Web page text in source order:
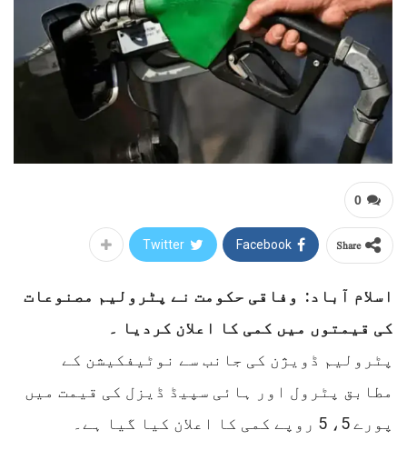
0
Share
Facebook
Twitter
اسلام آباد: وفاقی حکومت نے پٹرولیم مصنوعات
کی قیمتوں میں کمی کا اعلان کردیا ۔
پٹرولیم ڈویژن کی جانب سے نوٹیفکیشن کے
مطابق پٹرول اور ہائی سپیڈ ڈیزل کی قیمت میں
پورے 5، 5 روپے کمی کا اعلان کیا گیا ہے۔